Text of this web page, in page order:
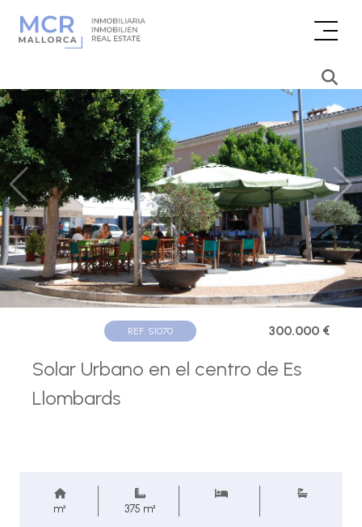
REF. S1070 300.000 €
Solar Urbano en el centro de Es
Llombards
m² 375 m²